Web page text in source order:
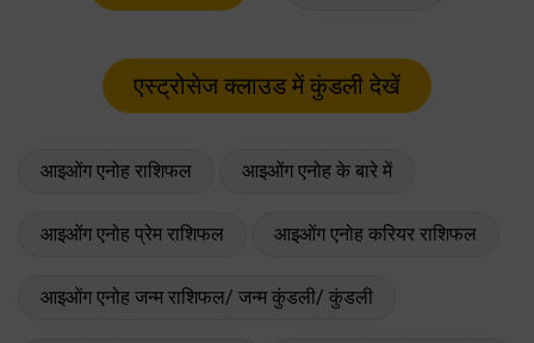
आइओंग एनोह राशिफल आइओंग एनोह के बारे में
आइओंग एनोह प्रेम राशिफल आइओंग एनोह करियर राशिफल
आइओंग एनोह जन्म राशिफल/ जन्म कुंडली/ कुंडली